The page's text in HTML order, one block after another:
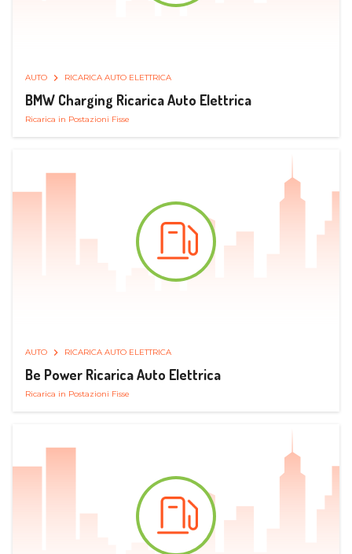
AUTO RICARICA AUTO ELETTRICA
BMW Charging Ricarica Auto Elettrica
Ricarica in Postazioni Fisse
AUTO RICARICA AUTO ELETTRICA
Be Power Ricarica Auto Elettrica
Ricarica in Postazioni Fisse